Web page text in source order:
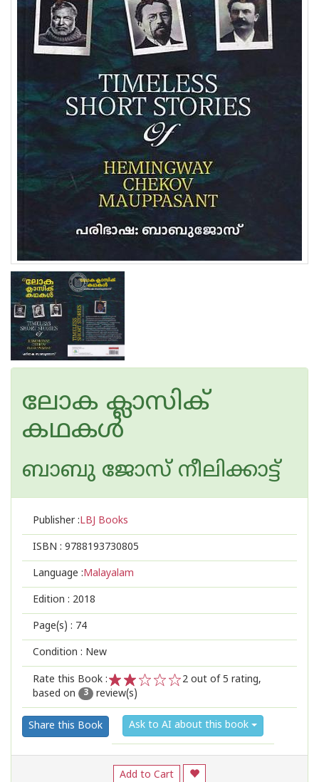
ലോക ക്ലാസിക്
കഥകള്‍
ബാബു ജോസ് നീലിക്കാട്ട്
Publisher :LBJ Books
ISBN : 9788193730805
Language :Malayalam
Edition : 2018
Page(s) : 74
Condition : New
Rate this Book :
2
1
2 out of 5 rating,
based on
3 review(s)
Share this Book Ask to AI about this book
Add to Cart